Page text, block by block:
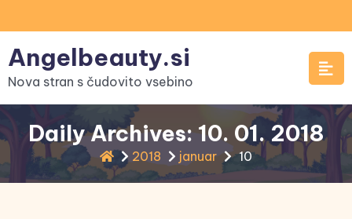
to
content
Angelbeauty.si
Nova stran s čudovito vsebino
Daily Archives: 10. 01. 2018
2018 januar 10